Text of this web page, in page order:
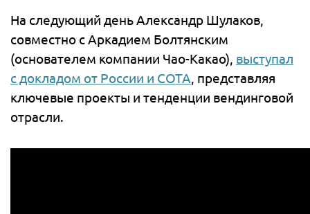
На следующий день Александр Шулаков,
совместно с Аркадием Болтянским
(основателем компании Чао-Какао), выступал
с докладом от России и СОТА, представляя
ключевые проекты и тенденции вендинговой
отрасли.